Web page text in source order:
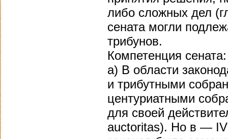
либо сложных дел
сената могли
трибунов.
Компетенция сената:
а) В области
и трибутными
центуриатными
для своей
auctoritas). Но в —